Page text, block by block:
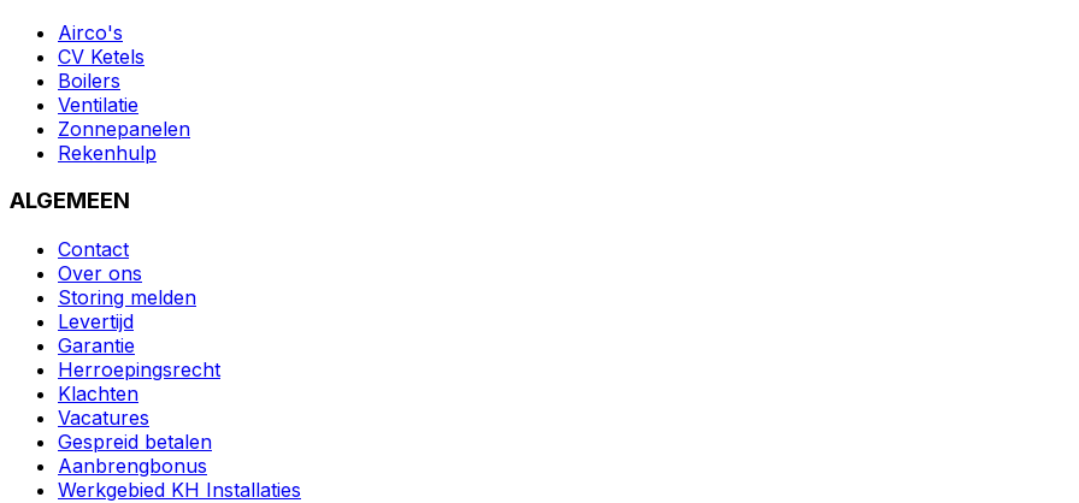
Airco's
CV Ketels
Boilers
Ventilatie
Zonnepanelen
Rekenhulp
ALGEMEEN
Contact
Over ons
Storing melden
Levertijd
Garantie
Herroepingsrecht
Klachten
Vacatures
Gespreid betalen
Aanbrengbonus
Werkgebied KH Installaties